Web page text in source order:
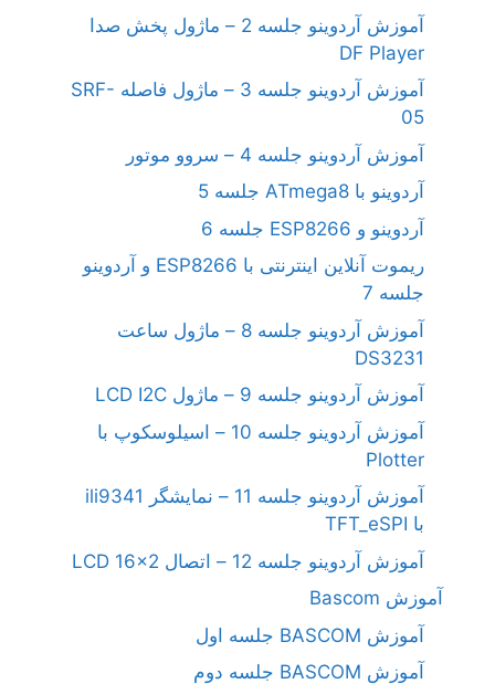
آموزش آردوینو جلسه 2 – ماژول پخش صدا
DF Player
آموزش آردوینو جلسه 3 – ماژول فاصله SRF-
05
آموزش آردوینو جلسه 4 – سروو موتور
آردوینو با ATmega8 جلسه 5
آردوینو و ESP8266 جلسه 6
ریموت آنلاین اینترنتی با ESP8266 و آردوینو
جلسه 7
آموزش آردوینو جلسه 8 – ماژول ساعت
DS3231
آموزش آردوینو جلسه 9 – ماژول LCD I2C
آموزش آردوینو جلسه 10 – اسیلوسکوپ با
Plotter
آموزش آردوینو جلسه 11 – نمایشگر ili9341
با TFT_eSPI
آموزش آردوینو جلسه 12 – اتصال LCD 16×2
آموزش Bascom
آموزش BASCOM جلسه اول
آموزش BASCOM جلسه دوم